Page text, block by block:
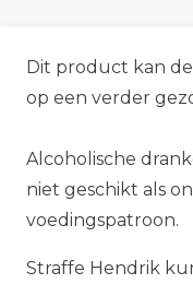
Dit product kan de
op een verder
Alcoholische
niet geschikt als
voedingspatroon.
Straffe Hendrik